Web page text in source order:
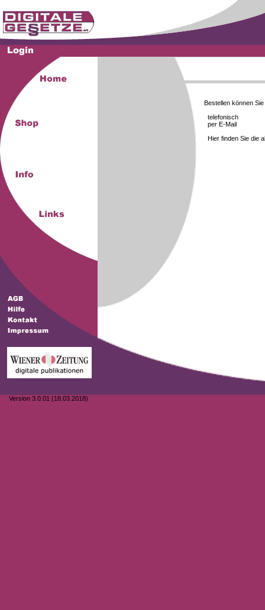
Version 3.0.01 (18.03.2018)
Bestellen können Sie
telefonisch
per E-Mail
Hier finden Sie die